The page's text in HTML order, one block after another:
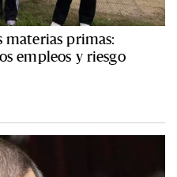
materias primas:
empleos y riesgo